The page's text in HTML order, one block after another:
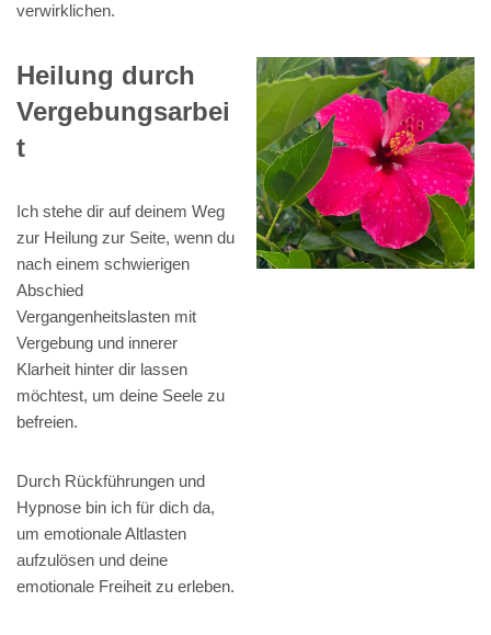
verwirklichen.
Heilung durch
Vergebungsarbei
t
Ich stehe dir auf deinem Weg
zur Heilung zur Seite, wenn du
nach einem schwierigen
Abschied
Vergangenheitslasten mit
Vergebung und innerer
Klarheit hinter dir lassen
möchtest, um deine Seele zu
befreien.
Durch Rückführungen und
Hypnose bin ich für dich da,
um emotionale Altlasten
aufzulösen und deine
emotionale Freiheit zu erleben.